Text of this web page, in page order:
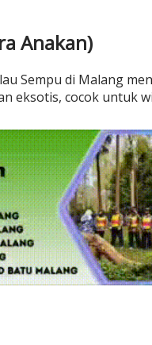
Anakan)
Sempu di Malang
eksotis, cocok untuk